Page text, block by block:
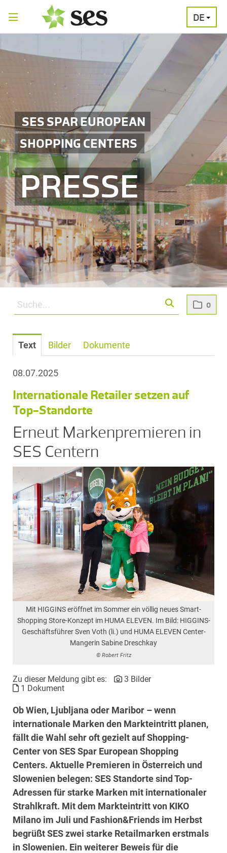
0
DE
SES SPAR EUROPEAN
SHOPPING CENTERS
PRESSE
PRESSEAUSSENDUNGEN
Text Bilder Dokumente
08.07.2025
Internationale Retailer setzen auf
Top-Standorte
Erneut Markenpremieren in
SES Centern
Mit HIGGINS eröffnet im Sommer ein völlig neues Smart-
Shopping Store-Konzept im HUMA ELEVEN. Im Bild: HIGGINS-
Geschäftsführer Sven Voth (li.) und HUMA ELEVEN Center-
Mangerin Sabine Dreschkay
© Robert Fritz
Zu dieser Meldung gibt es:
3 Bilder
1 Dokument
Ob Wien, Ljubljana oder Maribor – wenn
internationale Marken den Markteintritt planen,
fällt die Wahl sehr oft gezielt auf Shopping-
Center von SES Spar European Shopping
Centers. Aktuelle Premieren in Österreich und
Slowenien belegen: SES Standorte sind Top-
Adressen für starke Marken mit internationaler
Strahlkraft. Mit dem Markteintritt von KIKO
Milano im Juli und Fashion&Friends im Herbst
begrüßt SES zwei starke Retailmarken erstmals
in Slowenien. Ein weiterer Beweis für die